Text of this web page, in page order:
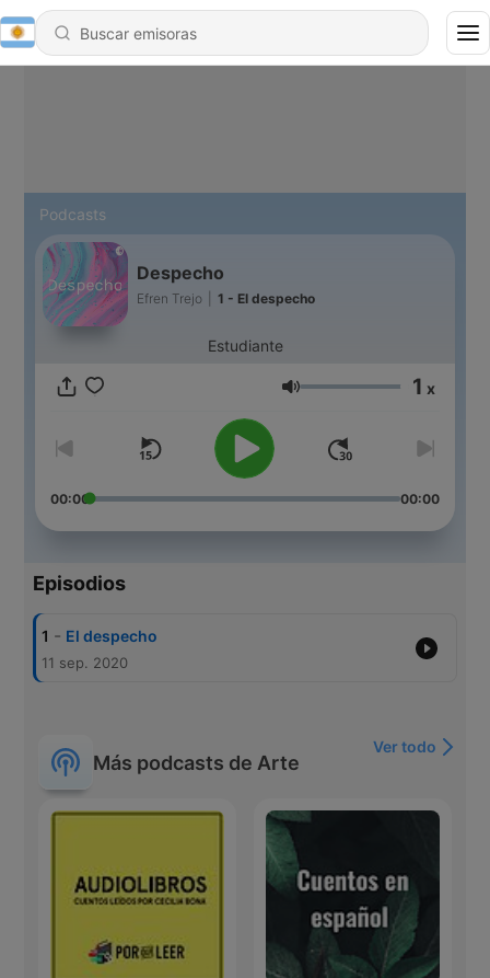
Podcasts
Despecho
Efren Trejo 1 - El despecho
Estudiante
Volumen 1 x
00:00 00:00
Episodios
1 - El despecho
11 sep. 2020
Más podcasts de Arte
Ver todo